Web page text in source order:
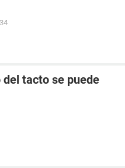
tacto se puede